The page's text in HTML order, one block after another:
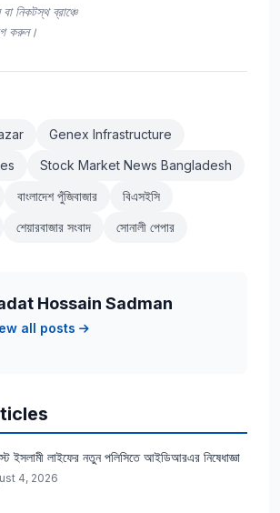
নিকটস্থ ব্রাঞ্চে
করুন।
Genex Infrastructure
Stock Market News Bangladesh
বাংলাদেশ পুঁজিবাজার
বিএসইসি
শেয়ারবাজার সংবাদ সোনালী পেপার
Hossain Sadman
all posts
ইসলামী লাইফের নতুন পলিসিতে আইডিআরএর নিষেধাজ্ঞা
4, 2026